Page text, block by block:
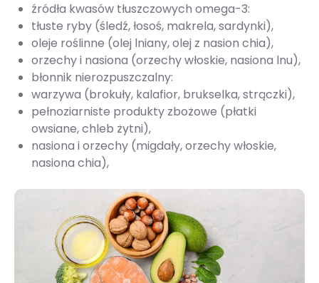
źródła kwasów tłuszczowych omega-3:
tłuste ryby (śledź, łosoś, makrela, sardynki),
oleje roślinne (olej lniany, olej z nasion chia),
orzechy i nasiona (orzechy włoskie, nasiona lnu),
błonnik nierozpuszczalny:
warzywa (brokuły, kalafior, brukselka, strączki),
pełnoziarniste produkty zbożowe (płatki
owsiane, chleb żytni),
nasiona i orzechy (migdały, orzechy włoskie,
nasiona chia),